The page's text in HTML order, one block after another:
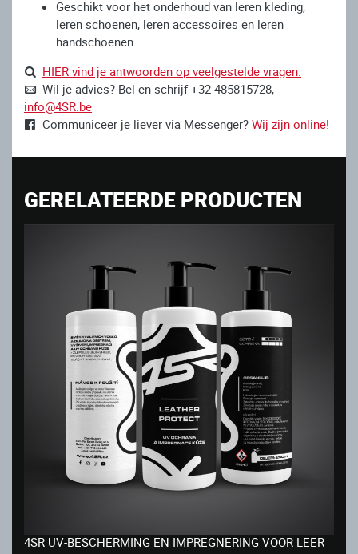
Geschikt voor het onderhoud van leren kleding,
leren schoenen, leren accessoires en leren
handschoenen.
HIER vind je antwoorden op veelgestelde vragen.
Wil je advies? Bel en schrijf +32 485815728,
info@4SR.be
Communiceer je liever via Messenger? Wij zijn online!
GERELATEERDE PRODUCTEN
4SR UV-BESCHERMING EN IMPREGNERING VOOR LEER